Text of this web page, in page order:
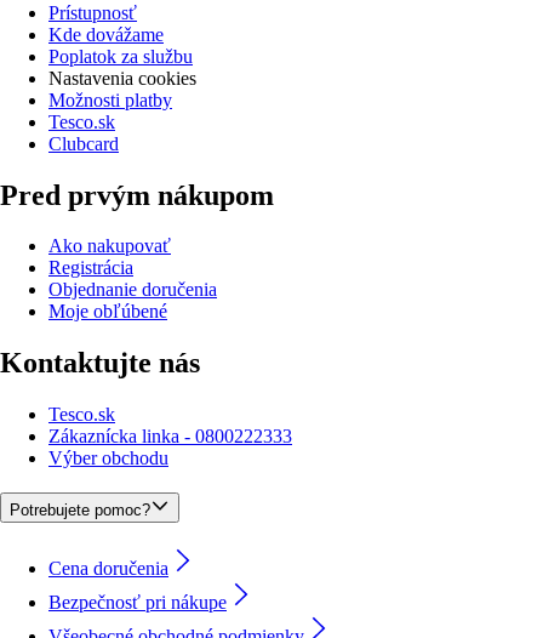
Prístupnosť
Kde dovážame
Poplatok za službu
Nastavenia cookies
Možnosti platby
Tesco.sk
Clubcard
Pred prvým nákupom
Ako nakupovať
Registrácia
Objednanie doručenia
Moje obľúbené
Kontaktujte nás
Tesco.sk
Zákaznícka linka - 0800222333
Výber obchodu
Potrebujete pomoc?
Cena doručenia
Bezpečnosť pri nákupe